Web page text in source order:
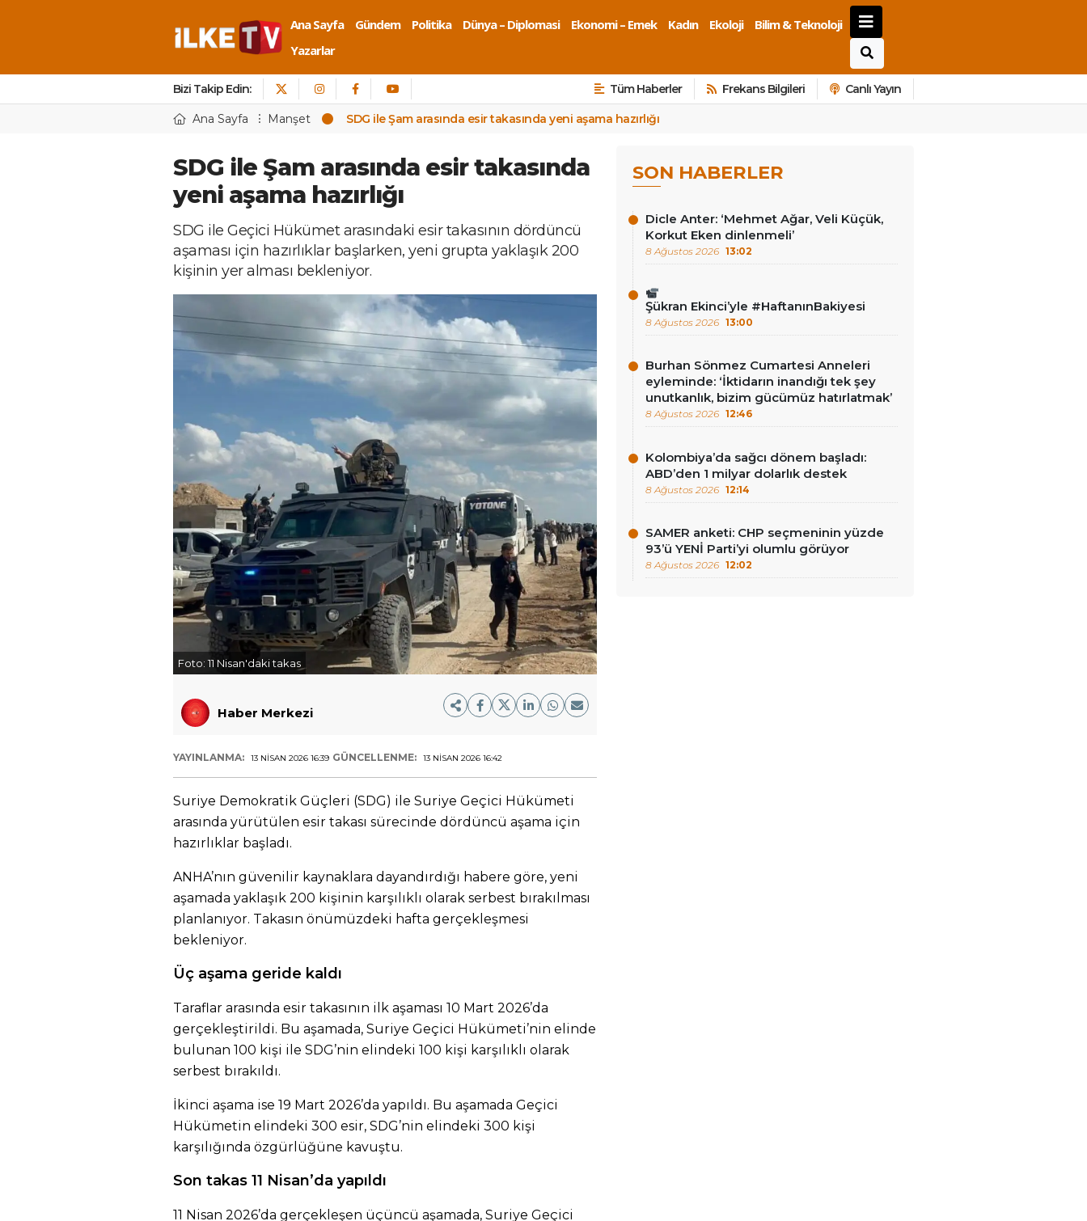
Ana Sayfa Gündem Politika Dünya – Diplomasi Ekonomi – Emek Kadın Ekoloji
Bilim & Teknoloji
Yazarlar
Bizi Takip Edin: Tüm Haberler Frekans Bilgileri Canlı Yayın
Ana Sayfa Manşet SDG ile Şam arasında esir takasında yeni aşama hazırlığı
SDG ile Şam arasında esir takasında
yeni aşama hazırlığı
SDG ile Geçici Hükümet arasındaki esir takasının dördüncü
aşaması için hazırlıklar başlarken, yeni grupta yaklaşık 200
kişinin yer alması bekleniyor.
Foto:11 Nisan'daki takas
Haber Merkezi
YAYINLANMA: 13 NISAN 2026 16:39 GÜNCELLENME: 13 NISAN 2026 16:42
Suriye Demokratik Güçleri (SDG) ile Suriye Geçici Hükümeti
arasında yürütülen esir takası sürecinde dördüncü aşama için
hazırlıklar başladı.
ANHA’nın güvenilir kaynaklara dayandırdığı habere göre, yeni
aşamada yaklaşık 200 kişinin karşılıklı olarak serbest bırakılması
planlanıyor. Takasın önümüzdeki hafta gerçekleşmesi
bekleniyor.
Üç aşama geride kaldı
Taraflar arasında esir takasının ilk aşaması 10 Mart 2026’da
gerçekleştirildi. Bu aşamada, Suriye Geçici Hükümeti’nin elinde
bulunan 100 kişi ile SDG’nin elindeki 100 kişi karşılıklı olarak
serbest bırakıldı.
İkinci aşama ise 19 Mart 2026’da yapıldı. Bu aşamada Geçici
Hükümetin elindeki 300 esir, SDG’nin elindeki 300 kişi
karşılığında özgürlüğüne kavuştu.
Son takas 11 Nisan’da yapıldı
11 Nisan 2026’da gerçekleşen üçüncü aşamada, Suriye Geçici
SON HABERLER
Dicle Anter: ‘Mehmet Ağar, Veli Küçük,
Korkut Eken dinlenmeli’
8 Ağustos 2026 13:02
Şükran Ekinci’yle #HaftanınBakiyesi
8 Ağustos 2026 13:00
Burhan Sönmez Cumartesi Anneleri
eyleminde: ‘İktidarın inandığı tek şey
unutkanlık, bizim gücümüz hatırlatmak’
8 Ağustos 2026 12:46
Kolombiya’da sağcı dönem başladı:
ABD’den 1 milyar dolarlık destek
8 Ağustos 2026 12:14
SAMER anketi: CHP seçmeninin yüzde
93’ü YENİ Parti’yi olumlu görüyor
8 Ağustos 2026 12:02